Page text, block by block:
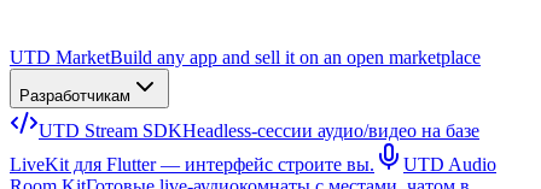
UTD MarketBuild any app and sell it on an open marketplace
Разработчикам
UTD Stream SDKHeadless-сессии аудио/видео на базе
LiveKit для Flutter — интерфейс строите вы.
UTD Audio